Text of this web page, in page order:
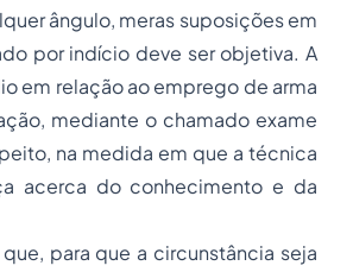
ângulo, meras suposições em
por indício deve ser objetiva. A
em relação ao emprego de arma
mediante o chamado exame
na medida em que a técnica
acerca do conhecimento e da
para que a circunstância seja